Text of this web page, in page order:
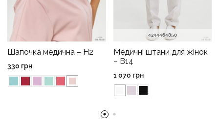
Шапочка медична – H2
330 грн
4244464850
Медичні штани для жінок
– B14
1 070 грн